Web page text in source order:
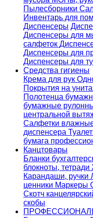
Пылесборники
Инвентарь для
Диспенсеры
Диспенсеры для
салфеток
Диспенсеры для
Диспенсеры для
Средства гигиены
Крема для рук
Покрытия на
Полотенца
бумажные
центральной
Салфетки
диспенсера
бумага
Канцтовары
Бланки
блокноты, тетради
Карандаши, ручки
ценники Маркеры
Скотч
скобы